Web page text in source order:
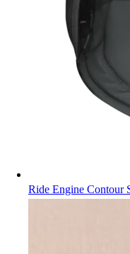
Ride Engine Contour